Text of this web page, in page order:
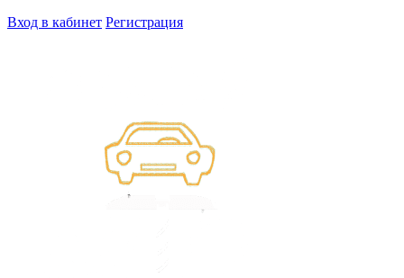
Вход в кабинет Регистрация